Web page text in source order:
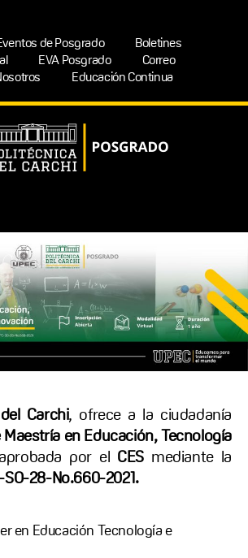
de Posgrado
Boletines
EVA Posgrado
Correo
Educación Continua
Carchi, ofrece a la ciudadanía
en Educación, Tecnología
por el CES mediante la
SO-28-No.660-2021.
en Educación Tecnología e